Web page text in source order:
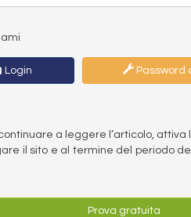
Login Password
a leggere l’articolo, attiva
il sito e al termine del periodo
Prova gratuita